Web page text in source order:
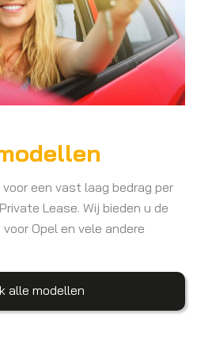
een vast laag bedrag per
Lease. Wij bieden u de
Opel en vele andere
alle modellen